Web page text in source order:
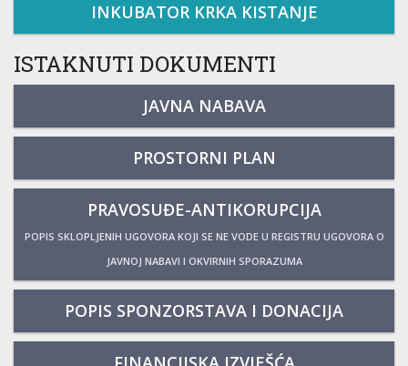
INKUBATOR KRKA KISTANJE
ISTAKNUTI DOKUMENTI
JAVNA NABAVA
PROSTORNI PLAN
PRAVOSUĐE-ANTIKORUPCIJA
POPIS SKLOPLJENIH UGOVORA KOJI SE NE VODE U REGISTRU UGOVORA O
JAVNOJ NABAVI I OKVIRNIH SPORAZUMA
POPIS SPONZORSTAVA I DONACIJA